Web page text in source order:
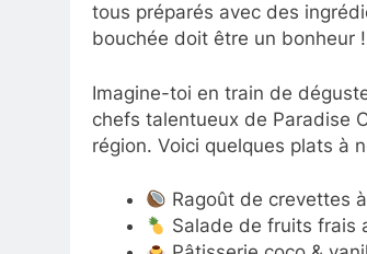
tous préparés avec des
bouchée doit être un bonheur !
Imagine-toi en train de
chefs talentueux de Paradise
région. Voici quelques plats à
Ragoût de crevettes
Salade de fruits frais